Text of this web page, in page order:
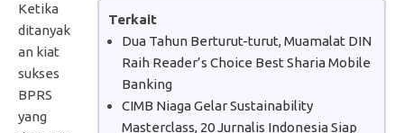
Terkait
Dua Tahun Berturut-turut, Muamalat DIN
Raih Reader’s Choice Best Sharia Mobile
Banking
CIMB Niaga Gelar Sustainability
Masterclass, 20 Jurnalis Indonesia Siap
Ketika
ditanyak
an kiat
sukses
BPRS
yang